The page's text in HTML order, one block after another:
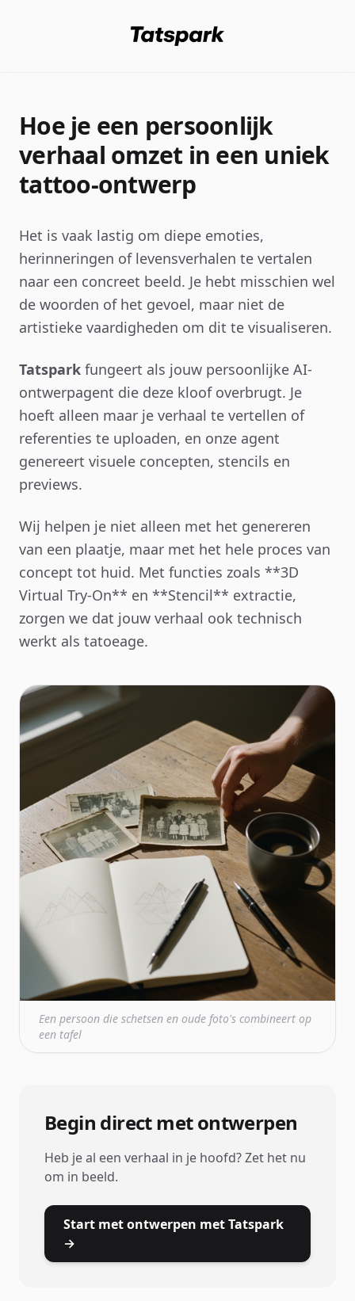
Hoe je een persoonlijk
verhaal omzet in een uniek
tattoo-ontwerp
Het is vaak lastig om diepe emoties,
herinneringen of levensverhalen te vertalen
naar een concreet beeld. Je hebt misschien wel
de woorden of het gevoel, maar niet de
artistieke vaardigheden om dit te visualiseren.
Tatspark fungeert als jouw persoonlijke AI-
ontwerpagent die deze kloof overbrugt. Je
hoeft alleen maar je verhaal te vertellen of
referenties te uploaden, en onze agent
genereert visuele concepten, stencils en
previews.
Wij helpen je niet alleen met het genereren
van een plaatje, maar met het hele proces van
concept tot huid. Met functies zoals **3D
Virtual Try-On** en **Stencil** extractie,
zorgen we dat jouw verhaal ook technisch
werkt als tatoeage.
Een persoon die schetsen en oude foto's combineert op
een tafel
Begin direct met ontwerpen
Heb je al een verhaal in je hoofd? Zet het nu
om in beeld.
Start met ontwerpen met Tatspark
→